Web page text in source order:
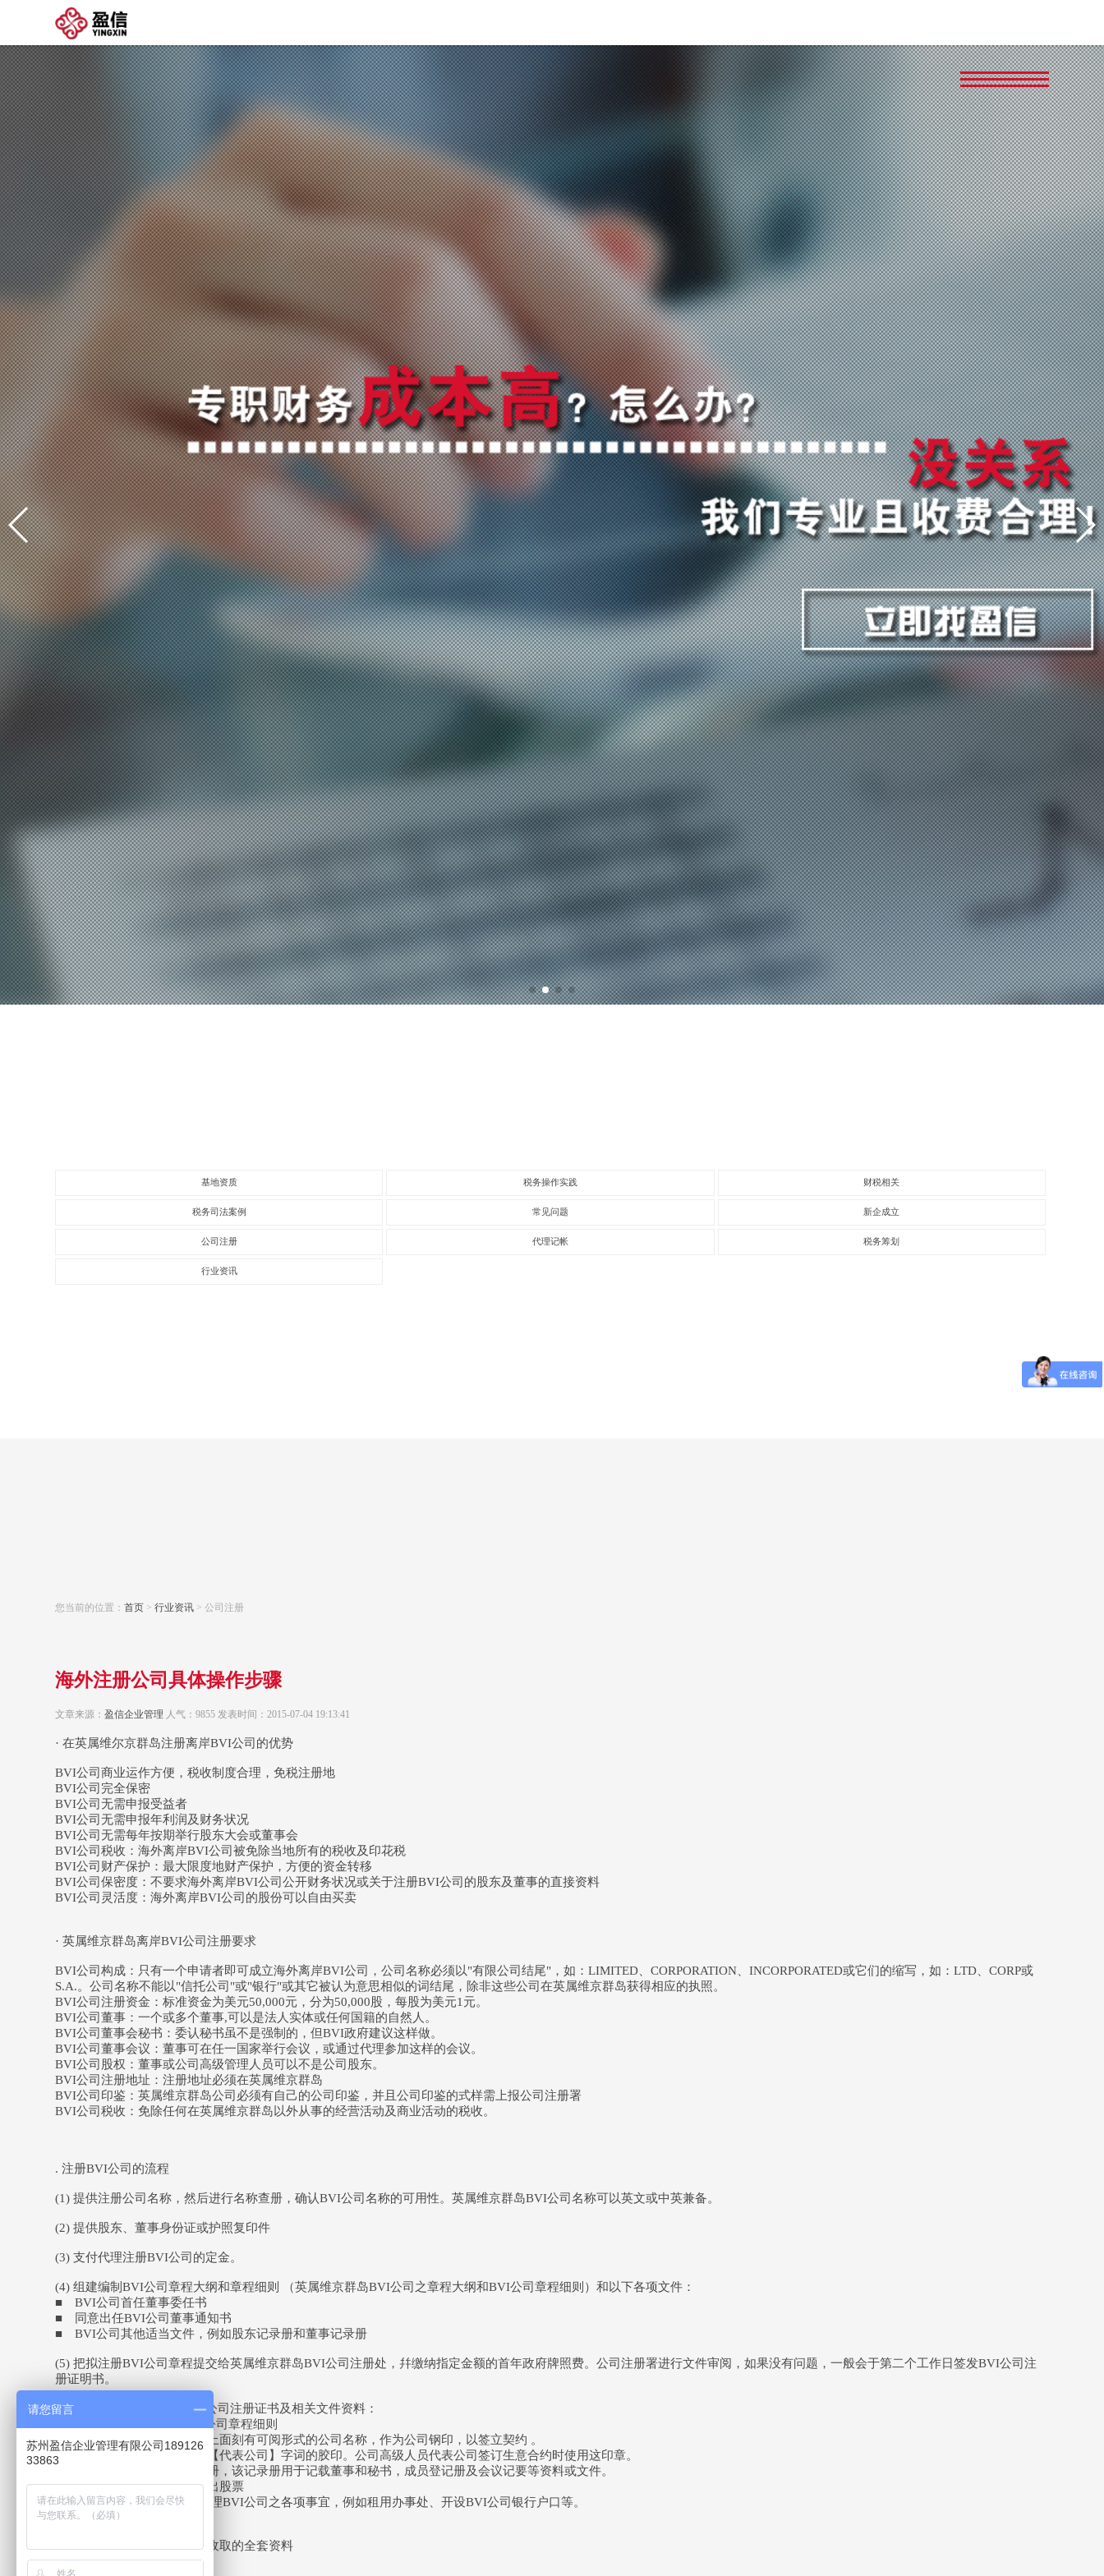
基地资质 税务操作实践 财税相关
税务司法案例 常见问题 新企成立
公司注册 代理记帐 税务筹划
行业资讯
您当前的位置：首页 >行业资讯 > 公司注册
海外注册公司具体操作步骤
文章来源：盈信企业管理 人气：9855 发表时间：2015-07-04 19:13:41
· 在英属维尔京群岛注册离岸BVI公司的优势
BVI公司商业运作方便，税收制度合理，免税注册地
BVI公司完全保密
BVI公司无需申报受益者
BVI公司无需申报年利润及财务状况
BVI公司无需每年按期举行股东大会或董事会
BVI公司税收：海外离岸BVI公司被免除当地所有的税收及印花税
BVI公司财产保护：最大限度地财产保护，方便的资金转移
BVI公司保密度：不要求海外离岸BVI公司公开财务状况或关于注册BVI公司的股东及董事的直接资料
BVI公司灵活度：海外离岸BVI公司的股份可以自由买卖
· 英属维京群岛离岸BVI公司注册要求
BVI公司构成：只有一个申请者即可成立海外离岸BVI公司，公司名称必须以"有限公司结尾"，如：LIMITED、CORPORATION、INCORPORATED或它们的缩写，如：LTD、CORP或
S.A.。公司名称不能以"信托公司"或"银行"或其它被认为意思相似的词结尾，除非这些公司在英属维京群岛获得相应的执照。
BVI公司注册资金：标准资金为美元50,000元，分为50,000股，每股为美元1元。
BVI公司董事：一个或多个董事,可以是法人实体或任何国籍的自然人。
BVI公司董事会秘书：委认秘书虽不是强制的，但BVI政府建议这样做。
BVI公司董事会议：董事可在任一国家举行会议，或通过代理参加这样的会议。
BVI公司股权：董事或公司高级管理人员可以不是公司股东。
BVI公司注册地址：注册地址必须在英属维京群岛
BVI公司印鉴：英属维京群岛公司必须有自己的公司印鉴，并且公司印鉴的式样需上报公司注册署
BVI公司税收：免除任何在英属维京群岛以外从事的经营活动及商业活动的税收。
. 注册BVI公司的流程
(1) 提供注册公司名称，然后进行名称查册，确认BVI公司名称的可用性。英属维京群岛BVI公司名称可以英文或中英兼备。
(2) 提供股东、董事身份证或护照复印件
(3) 支付代理注册BVI公司的定金。
(4) 组建编制BVI公司章程大纲和章程细则 （英属维京群岛BVI公司之章程大纲和BVI公司章程细则）和以下各项文件：
■ BVI公司首任董事委任书
■ 同意出任BVI公司董事通知书
■ BVI公司其他适当文件，例如股东记录册和董事记录册
(5) 把拟注册BVI公司章程提交给英属维京群岛BVI公司注册处，幷缴纳指定金额的首年政府牌照费。公司注册署进行文件审阅，如果没有问题，一般会于第二个工作日签发BVI公司注
册证明书。
(6) 支付注册余款，收取BVI公司注册证书及相关文件资料：
■ BVI公司章程大纲和BVI公司章程细则
■ 一个BVI公司金属印章，上面刻有可阅形式的公司名称，作为公司钢印，以签立契约 。
■ 一个刻有BVI公司名称和【代表公司】字词的胶印。公司高级人员代表公司签订生意合约时使用这印章。
■ 一本BVI公司法定的记录册，该记录册用于记载董事和秘书，成员登记册及会议记要等资料或文件。
■ BVI公司向股份认购人发出股票
■ 召开首次董事会会议以处理BVI公司之各项事宜，例如租用办事处、开设BVI公司银行户口等。
· 英属维尔京BVI公司注册后收取的全套资料
请您留言
苏州盈信企业管理有限公司189126
33863